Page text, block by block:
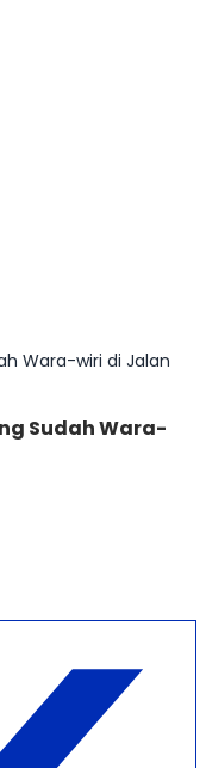
Wara-wiri di Jalan
Sudah Wara-